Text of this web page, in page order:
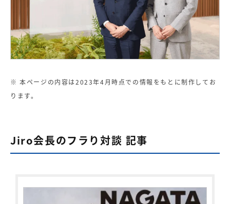
※ 本ページの内容は2023年4月時点での情報をもとに制作してお
ります。
Jiro会長のフラり対談 記事